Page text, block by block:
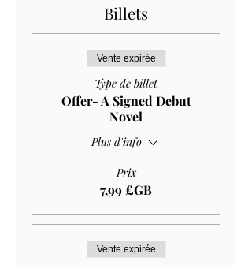
Billets
Vente expirée
Type de billet
Offer- A Signed Debut
Novel
Plus d'info
Prix
7,99 £GB
Vente expirée